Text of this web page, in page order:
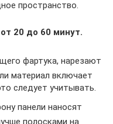
пространство.
20 до 60 минут.
фартука, нарезают
материал включает
следует учитывать.
панели наносят
полосками на